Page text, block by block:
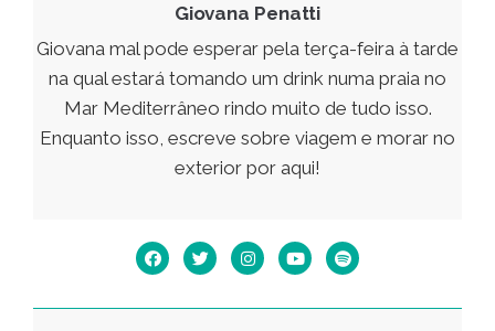
Giovana Penatti
Giovana mal pode esperar pela terça-feira à tarde
na qual estará tomando um drink numa praia no
Mar Mediterrâneo rindo muito de tudo isso.
Enquanto isso, escreve sobre viagem e morar no
exterior por aqui!